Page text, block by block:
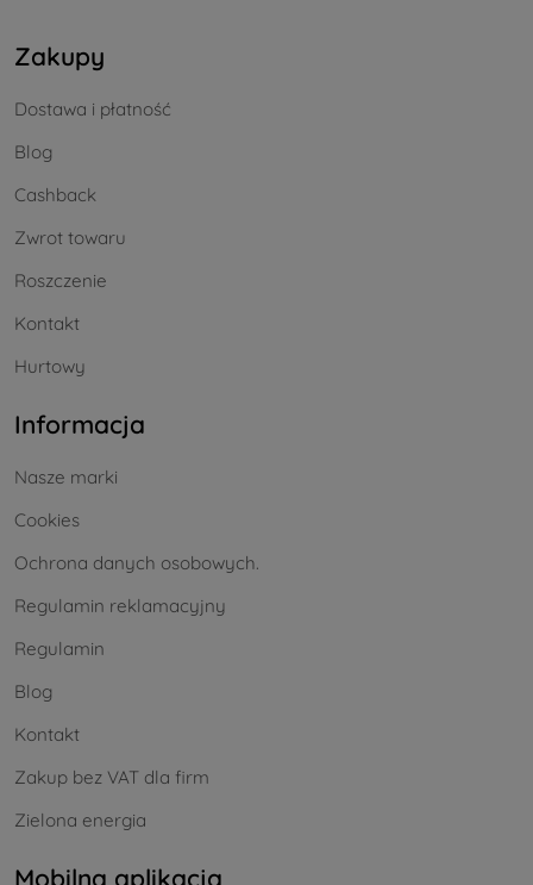
Zakupy
Dostawa i płatność
Blog
Cashback
Zwrot towaru
Roszczenie
Kontakt
Hurtowy
Informacja
Nasze marki
Cookies
Ochrona danych osobowych.
Regulamin reklamacyjny
Regulamin
Blog
Kontakt
Zakup bez VAT dla firm
Zielona energia
Mobilna aplikacja